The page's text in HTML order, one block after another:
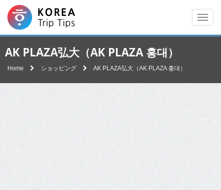
AK PLAZA弘大（AK PLAZA 홍대）
Home ショッピング AK PLAZA弘大（AK PLAZA 홍대）